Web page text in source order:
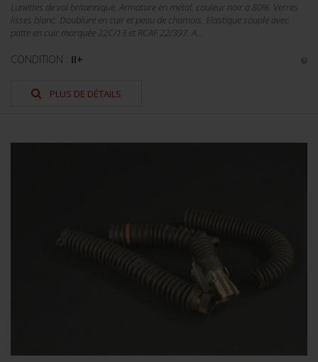
Lunettes de vol britannique. Armature en métal, couleur noir à 80%. Verres
lisses blanc. Doublure en cuir et peau de chamois. Elastique souple avec
patte en cuir marquée 22C/13 et RCAF 22/397. A...
CONDITION : II+
PLUS DE DÉTAILS